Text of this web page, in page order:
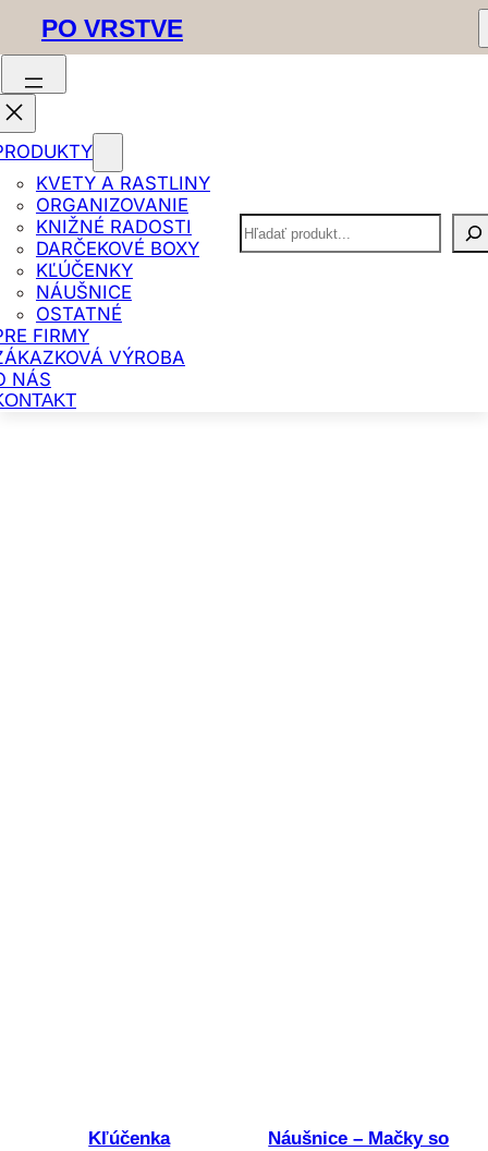
Prejsť
na
obsah
PO VRSTVE
KVETY A RASTLINY
ORGANIZOVANIE
KNIŽNÉ RADOSTI
DARČEKOVÉ BOXY
KĽÚČENKY
NÁUŠNICE
OSTATNÉ
FIRMY
VÝROBA
NÁS
Hľadať
Domov / Produkt Veľkosť / Veľké
Veľké
Zobrazuje sa 10
výsledkov
Kľúčenka
Náušnice – Mačky so